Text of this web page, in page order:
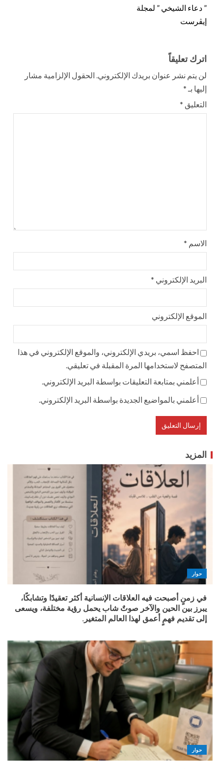
” دعاء الشيخي ” لمجلة
إيڤرست
اترك تعليقاً
لن يتم نشر عنوان بريدك الإلكتروني. الحقول الإلزامية مشار
إليها بـ *
التعليق *
الاسم *
البريد الإلكتروني *
الموقع الإلكتروني
احفظ اسمي، بريدي الإلكتروني، والموقع الإلكتروني في هذا
المتصفح لاستخدامها المرة المقبلة في تعليقي.
أعلمني بمتابعة التعليقات بواسطة البريد الإلكتروني.
أعلمني بالمواضيع الجديدة بواسطة البريد الإلكتروني.
المزيد
حوار
في زمنٍ أصبحت فيه العلاقات الإنسانية أكثر تعقيدًا وتشابكًا،
يبرز بين الحين والآخر صوتٌ شاب يحمل رؤية مختلفة، ويسعى
إلى تقديم فهمٍ أعمق لهذا العالم المتغير.
حوار